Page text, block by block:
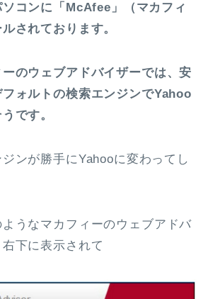
コンに「McAfee」（マカフィ
されております。
のウェブアドバイザーでは、安
ォルトの検索エンジンでYahoo
です。
ンが勝手にYahooに変わってし
うなマカフィーのウェブアドバ
下に表示されて